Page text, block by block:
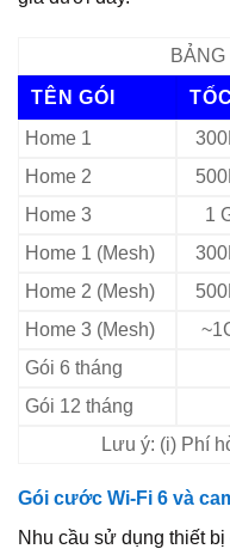
TÊN GÓI
Home 1
Home 2
Home 3
1
Home 1 (Mesh)
Home 2 (Mesh)
Home 3 (Mesh)
Gói 6 tháng
Gói 12 tháng
Lưu ý: (i) Phí
Gói cước Wi-Fi 6 và
Nhu cầu sử dụng thiết